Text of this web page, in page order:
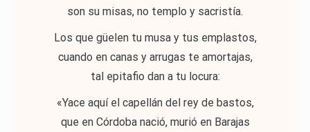
son su misas, no templo y sacristía.
Los que güelen tu musa y tus emplastos,
cuando en canas y arrugas te amortajas,
tal epitafio dan a tu locura:
«Yace aquí el capellán del rey de bastos,
que en Córdoba nació, murió en Barajas